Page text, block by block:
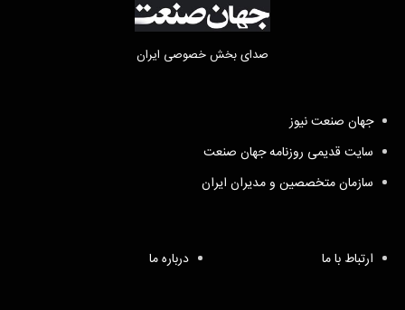
صدای بخش خصوصی ایران
جهان صنعت نیوز
سایت قدیمی روزنامه جهان صنعت
سازمان متخصصین و مدیران ایران
ارتباط با ما درباره ما